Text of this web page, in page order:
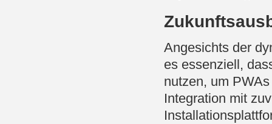
Angesichts der
es essenziell,
nutzen, um
Integration mit